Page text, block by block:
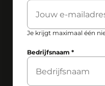
Je krijgt maximaal één
Bedrijfsnaam*